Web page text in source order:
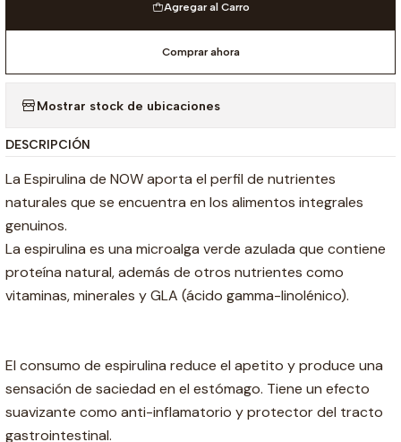
Agregar al Carro
Comprar ahora
Mostrar stock de ubicaciones
DESCRIPCIÓN
La Espirulina de NOW aporta el perfil de nutrientes
naturales que se encuentra en los alimentos integrales
genuinos.
La espirulina es una microalga verde azulada que contiene
proteína natural, además de otros nutrientes como
vitaminas, minerales y GLA (ácido gamma-linolénico).
El consumo de espirulina reduce el apetito y produce una
sensación de saciedad en el estómago. Tiene un efecto
suavizante como anti-inflamatorio y protector del tracto
gastrointestinal.